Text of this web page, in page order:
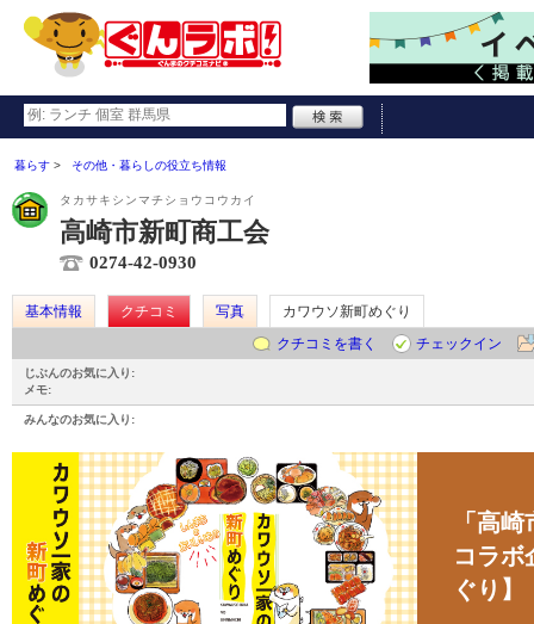
暮らす その他・暮らしの役立ち情報
タカサキシンマチショウコウカイ
高崎市新町商工会
0274-42-0930
基本情報 クチコミ 写真
カワウソ新町めぐり
クチコミを書く
チェックイン
じぶんのお気に入り:
メモ:
みんなのお気に入り:
「高
コラボ
ぐり】